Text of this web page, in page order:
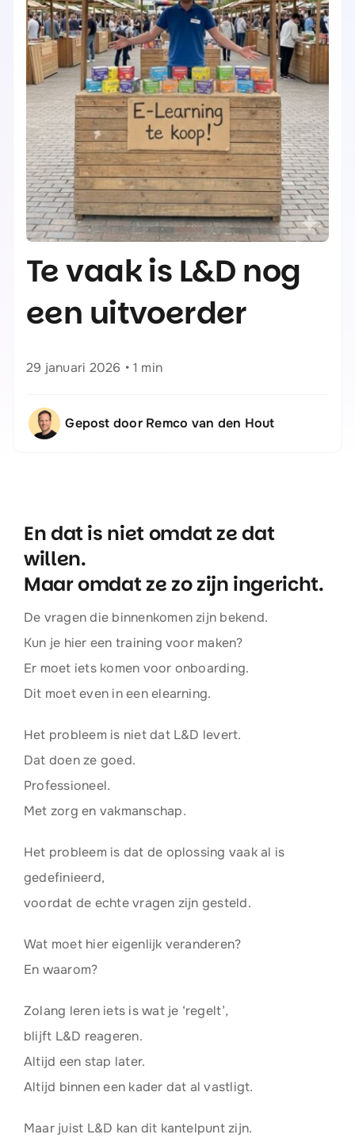
Te vaak is L&D nog
een uitvoerder
29 januari 2026 • 1 min
Gepost door Remco van den Hout
En dat is niet omdat ze dat
willen.
Maar omdat ze zo zijn ingericht.
De vragen die binnenkomen zijn bekend.
Kun je hier een training voor maken?
Er moet iets komen voor onboarding.
Dit moet even in een elearning.
Het probleem is niet dat L&D levert.
Dat doen ze goed.
Professioneel.
Met zorg en vakmanschap.
Het probleem is dat de oplossing vaak al is
gedefinieerd,
voordat de echte vragen zijn gesteld.
Wat moet hier eigenlijk veranderen?
En waarom?
Zolang leren iets is wat je ‘regelt’,
blijft L&D reageren.
Altijd een stap later.
Altijd binnen een kader dat al vastligt.
Maar juist L&D kan dit kantelpunt zijn.